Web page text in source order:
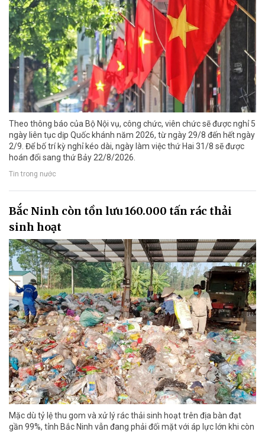
Theo thông báo của Bộ Nội vụ, công chức, viên chức sẽ được nghỉ 5
ngày liên tục dịp Quốc khánh năm 2026, từ ngày 29/8 đến hết ngày
2/9. Để bố trí kỳ nghỉ kéo dài, ngày làm việc thứ Hai 31/8 sẽ được
hoán đổi sang thứ Bảy 22/8/2026.
Tin trong nước
Bắc Ninh còn tồn lưu 160.000 tấn rác thải
sinh hoạt
Mặc dù tỷ lệ thu gom và xử lý rác thải sinh hoạt trên địa bàn đạt
gần 99%, tỉnh Bắc Ninh vẫn đang phải đối mặt với áp lực lớn khi còn